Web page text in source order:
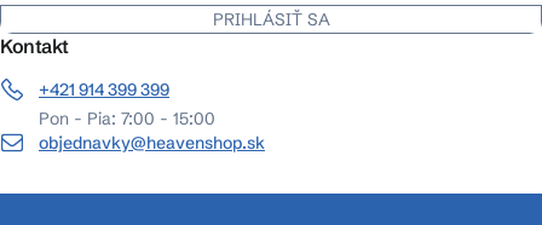
PRIHLÁSIŤ SA
Kontakt
+421 914 399 399
Pon - Pia: 7:00 - 15:00
objednavky@heavenshop.sk